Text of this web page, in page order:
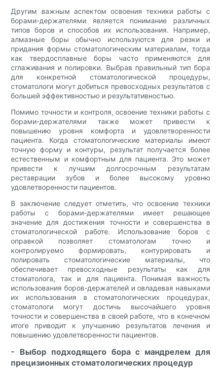
Другим важным аспектом освоения техники работы с
борами-держателями является понимание различных
типов боров и способов их использования. Например,
алмазные боры обычно используются для резки и
придания формы стоматологическим материалам, тогда
как твердосплавные боры часто применяются для
сглаживания и полировки. Выбрав правильный тип бора
для конкретной стоматологической процедуры,
стоматологи могут добиться превосходных результатов с
большей эффективностью и результативностью.
Помимо точности и контроля, освоение техники работы с
борами-держателями также может привести к
повышению уровня комфорта и удовлетворенности
пациента. Когда стоматологические материалы имеют
точную форму и контуры, результат получается более
естественным и комфортным для пациента. Это может
привести к лучшим долгосрочным результатам
реставрации зубов и более высокому уровню
удовлетворенности пациентов.
В заключение следует отметить, что освоение техники
работы с борами-держателями имеет решающее
значение для достижения точности и совершенства в
стоматологической работе. Использование боров с
оправкой позволяет стоматологам точно и
контролируемо формировать, контурировать и
полировать стоматологические материалы, что
обеспечивает превосходные результаты как для
стоматолога, так и для пациента. Понимая важность
использования боров-держателей и овладевая навыками
их использования в стоматологических процедурах,
стоматологи могут достичь высочайшего уровня
точности и совершенства в своей работе, что в конечном
итоге приводит к улучшению результатов лечения и
повышению удовлетворенности пациентов.
- Выбор подходящего бора с мандрелем для
прецизионных стоматологических процедур